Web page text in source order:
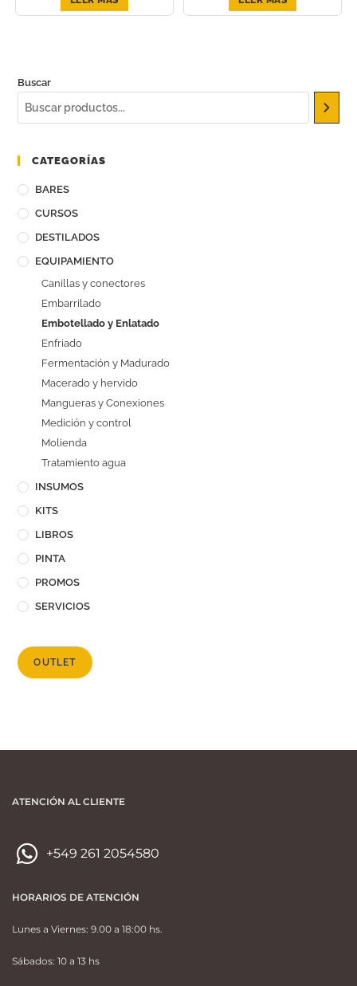
Buscar
CATEGORÍAS
BARES
CURSOS
DESTILADOS
EQUIPAMIENTO
Canillas y conectores
Embarrilado
Embotellado y Enlatado
Enfriado
Fermentación y Madurado
Macerado y hervido
Mangueras y Conexiones
Medición y control
Molienda
Tratamiento agua
INSUMOS
KITS
LIBROS
PINTA
PROMOS
SERVICIOS
OUTLET
ATENCIÓN AL CLIENTE
+549 261 2054580
HORARIOS DE ATENCIÓN
Lunes a Viernes: 9.00 a 18:00 hs.
Sábados: 10 a 13 hs